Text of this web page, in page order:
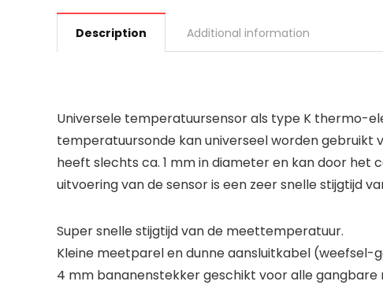
Description Additional information
Universele temperatuursensor als type K thermo-
temperatuursonde kan universeel worden
heeft slechts ca. 1 mm in diameter en kan door het
uitvoering van de sensor is een zeer snelle stijgtijd
Super snelle stijgtijd van de meettemperatuur.
Kleine meetparel en dunne aansluitkabel
4 mm bananenstekker geschikt voor alle